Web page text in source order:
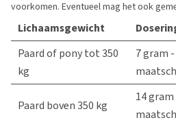
voorkomen. Eventueel mag het ook
Lichaamsgewicht
Paard of pony tot 350
kg
7 gram
Paard boven 350 kg
14